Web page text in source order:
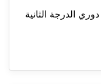
الدرجة الثانية